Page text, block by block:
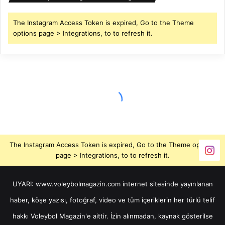
The Instagram Access Token is expired, Go to the Theme
options page > Integrations, to to refresh it.
The Instagram Access Token is expired, Go to the Theme options
page > Integrations, to to refresh it.
UYARI: www.voleybolmagazin.com internet sitesinde yayınlanan
haber, köşe yazısı, fotoğraf, video ve tüm içeriklerin her türlü telif
hakkı Voleybol Magazin'e aittir. İzin alınmadan, kaynak gösterilse